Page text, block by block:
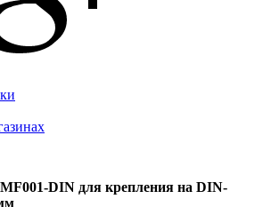
DIN для крепления на DIN-